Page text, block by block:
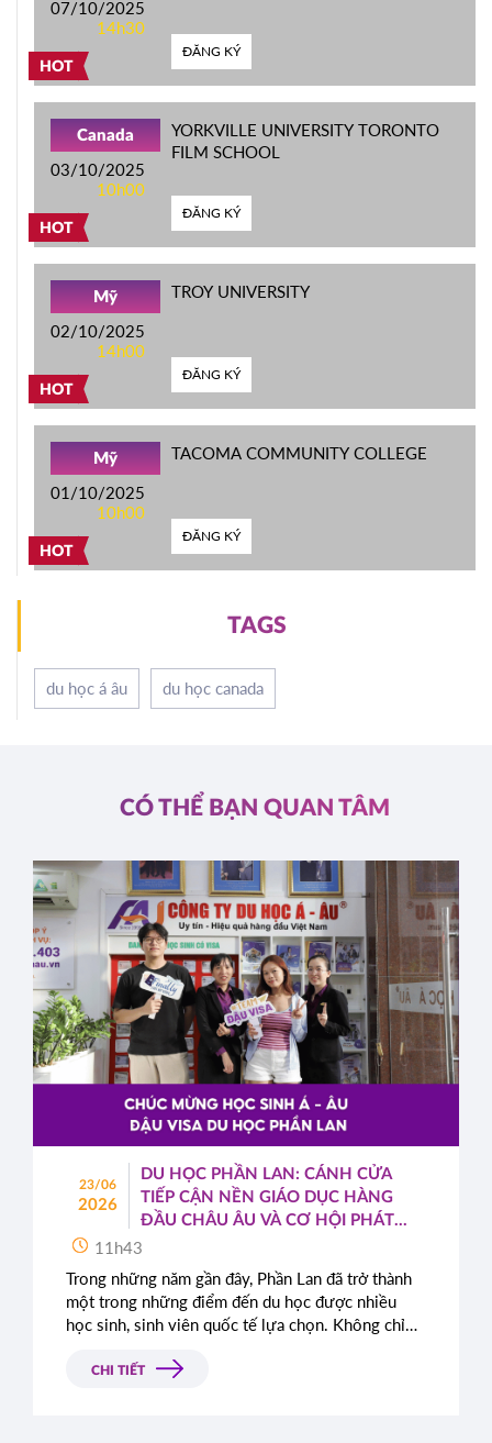
HOT
07/10/2025
14h30
ĐĂNG KÝ
HOT
Canada
03/10/2025
10h00
YORKVILLE UNIVERSITY TORONTO
FILM SCHOOL
ĐĂNG KÝ
HOT
Mỹ
02/10/2025
14h00
TROY UNIVERSITY
ĐĂNG KÝ
HOT
Mỹ
01/10/2025
10h00
TACOMA COMMUNITY COLLEGE
ĐĂNG KÝ
TAGS
du học á âu du học canada
CÓ THỂ BẠN QUAN TÂM
23/06
2026
DU HỌC PHẦN LAN: CÁNH CỬA
TIẾP CẬN NỀN GIÁO DỤC HÀNG
ĐẦU CHÂU ÂU VÀ CƠ HỘI PHÁT
TRIỂN TOÀN CẦU
11h43
Trong những năm gần đây, Phần Lan đã trở thành
một trong những điểm đến du học được nhiều
học sinh, sinh viên quốc tế lựa chọn. Không chỉ
quốc gia Bắc Âu này còn được đánh giá cao nhờ
CHI TIẾT